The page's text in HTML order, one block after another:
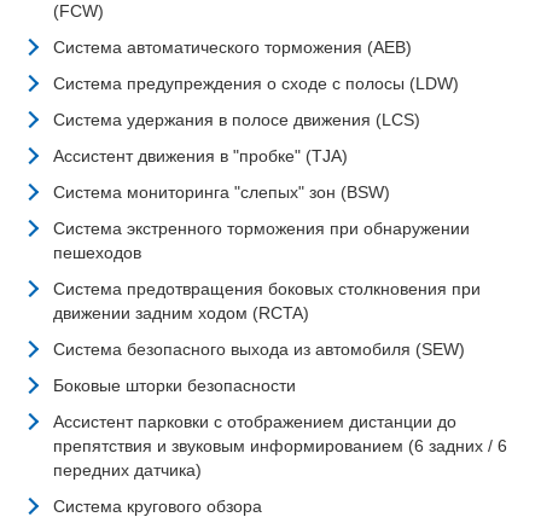
(FCW)
Система автоматического торможения (AEB)
Система предупреждения о сходе с полосы (LDW)
Система удержания в полосе движения (LCS)
Ассистент движения в "пробке" (TJA)
Система мониторинга "слепых" зон (BSW)
Система экстренного торможения при обнаружении
пешеходов
Система предотвращения боковых столкновения при
движении задним ходом (RCTA)
Система безопасного выхода из автомобиля (SEW)
Боковые шторки безопасности
Ассистент парковки с отображением дистанции до
препятствия и звуковым информированием (6 задних / 6
передних датчика)
Система кругового обзора